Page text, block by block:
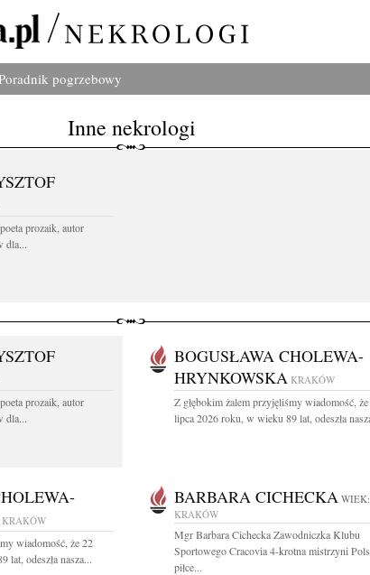
pogrzebowy
Inne nekrologi
prozaik, autor
dla...
prozaik, autor
dla...
BOGUSŁAWA CHOLEWA-
HRYNKOWSKA KRAKÓW
Z głębokim żalem przyjęliśmy wiadomość,
lipca 2026 roku, w wieku 89 lat, odeszła
KRAKÓW
wiadomość, że 22
lat, odeszła nasza...
BARBARA CICHECKA
KRAKÓW
Mgr Barbara Cichecka Zawodniczka Klubu
Sportowego Cracovia 4-krotna mistrzyni
piłce...